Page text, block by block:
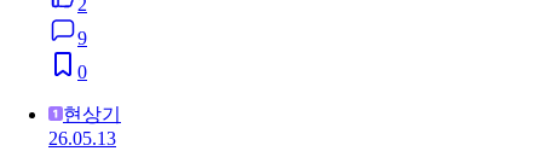
2
9
0
현상기
26.05.13